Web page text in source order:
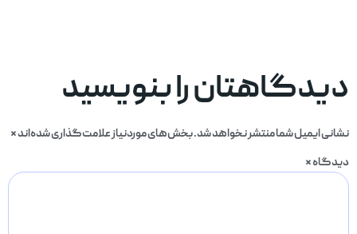
دیدگاهتان را بنویسید
نشانی ایمیل شما منتشر نخواهد شد.بخش‌های موردنیاز علامت‌گذاری شده‌اند*
دیدگاه*